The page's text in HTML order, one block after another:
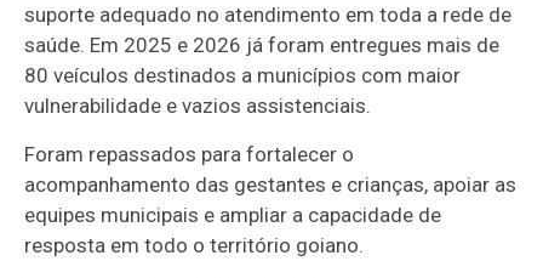
suporte adequado no atendimento em toda a rede de
saúde. Em 2025 e 2026 já foram entregues mais de
80 veículos destinados a municípios com maior
vulnerabilidade e vazios assistenciais.
Foram repassados para fortalecer o
acompanhamento das gestantes e crianças, apoiar as
equipes municipais e ampliar a capacidade de
resposta em todo o território goiano.